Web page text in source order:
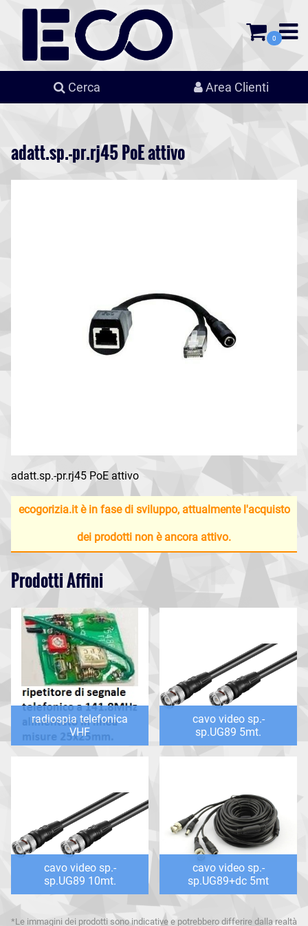
0
Cerca Area Clienti
adatt.sp.-pr.rj45 PoE attivo
adatt.sp.-pr.rj45 PoE attivo
ecogorizia.it è in fase di sviluppo, attualmente l'acquisto
dei prodotti non è ancora attivo.
Prodotti Affini
radiospia telefonica
VHF
cavo video sp.-
sp.UG89 5mt.
cavo video sp.-
sp.UG89 10mt.
cavo video sp.-
sp.UG89+dc 5mt
*Le immagini dei prodotti sono indicative e potrebbero differire dalla realtà